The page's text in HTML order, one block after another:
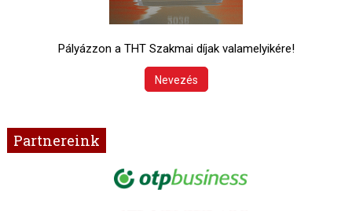
Pályázzon a THT Szakmai díjak valamelyikére!
Nevezés
Partnereink